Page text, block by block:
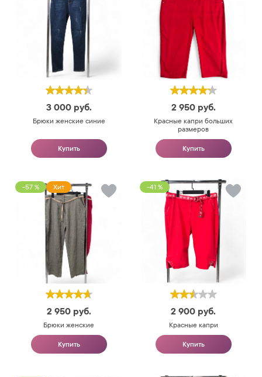
3 000 руб.
Брюки женские синие
Купить
2 950 руб.
Красные капри больших
размеров
Купить
-57 % Хит
2 950 руб.
Брюки женские
Купить
-41 %
2 900 руб.
Красные капри
Купить